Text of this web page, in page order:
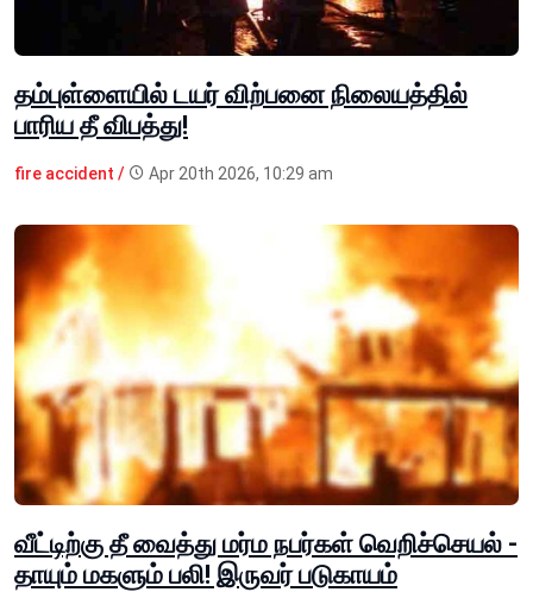
தம்புள்ளையில் டயர் விற்பனை நிலையத்தில்
பாரிய தீ விபத்து!
fire accident / Apr 20th 2026, 10:29 am
வீட்டிற்கு தீ வைத்து மர்ம நபர்கள் வெறிச்செயல் -
தாயும் மகளும் பலி! இருவர் படுகாயம்